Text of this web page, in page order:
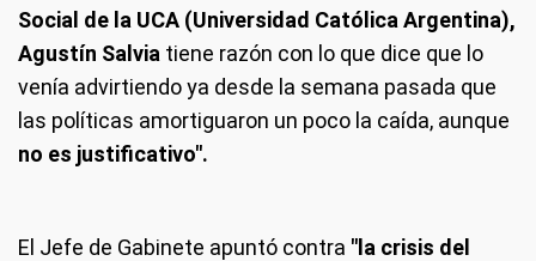
Social de la UCA (Universidad Católica Argentina),
Agustín Salvia tiene razón con lo que dice que lo
venía advirtiendo ya desde la semana pasada que
las políticas amortiguaron un poco la caída, aunque
no es justificativo".
El Jefe de Gabinete apuntó contra "la crisis del